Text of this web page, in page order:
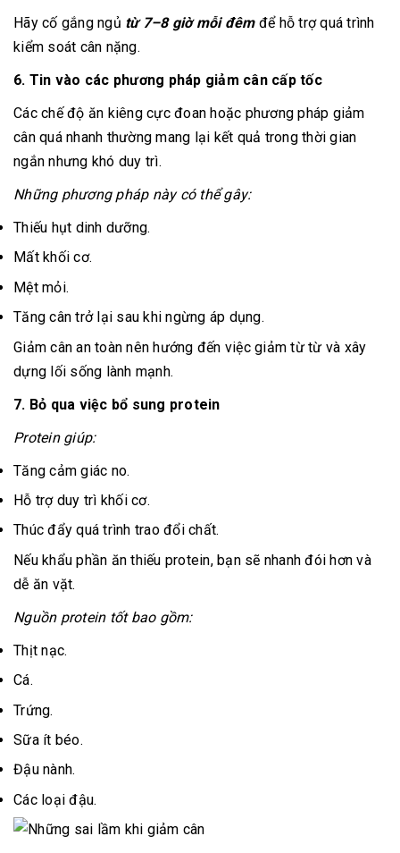
Hãy cố gắng ngủ từ 7–8 giờ mỗi đêmđể hỗ trợ quá trình
kiểm soát cân nặng.
6. Tin vào các phương pháp giảm cân cấp tốc
Các chế độ ăn kiêng cực đoan hoặc phương pháp giảm
cân quá nhanh thường mang lại kết quả trong thời gian
ngắn nhưng khó duy trì.
Những phương pháp này có thể gây:
Thiếu hụt dinh dưỡng.
Mất khối cơ.
Mệt mỏi.
Tăng cân trở lại sau khi ngừng áp dụng.
Giảm cân an toàn nên hướng đến việc giảm từ từ và xây
dựng lối sống lành mạnh.
7. Bỏ qua việc bổ sung protein
Protein giúp:
Tăng cảm giác no.
Hỗ trợ duy trì khối cơ.
Thúc đẩy quá trình trao đổi chất.
Nếu khẩu phần ăn thiếu protein, bạn sẽ nhanh đói hơn và
dễ ăn vặt.
Nguồn protein tốt bao gồm:
Thịt nạc.
Cá.
Trứng.
Sữa ít béo.
Đậu nành.
Các loại đậu.